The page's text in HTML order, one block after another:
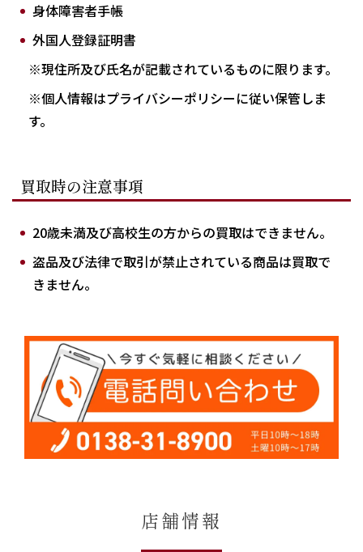
身体障害者手帳
外国人登録証明書
※現住所及び氏名が記載されているものに限ります。
※個人情報はプライバシーポリシーに従い保管しま
す。
買取時の注意事項
20歳未満及び高校生の方からの買取はできません。
盗品及び法律で取引が禁止されている商品は買取で
きません。
店舗情報